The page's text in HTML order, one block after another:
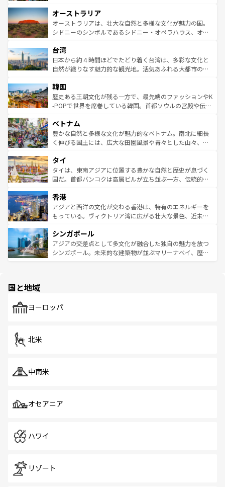
部のニューオーリンズでは、音楽と美食が融合した独特の
文化が魅力。旅行者はアメリカの各地域で異なる魅力を楽
しみながら、その多様性と豊かな歴史を感じることができ
ならではの贅沢な旅のスタイルだ。 なお、新着のアメリカ
情報はコンテンツ一覧を参照してほしい。
ワイ島は見逃せない。また、定番の観光地といえばオアフ
島だが、静かな自然を求めるならマウイ島やカウアイ島が
おすすめ。エメラルドグリーンに輝く海をはじめ、豊かな
れるおもてなしの心で訪れる人々を迎えてくれるハワイの
人々、おいしいローカルフードやハワイアンミュージッ
ク、伝統的なフラダンスなど、すべてがハワイの魅力を彩
ワイを、存分に味わってほしい。 なお、新着のハワイ情報
はコンテンツ一覧を参照してほしい。
オーストラリア
オーストラリアは、壮大な自然と多様な文化が魅力の国。
シドニーのシンボルであるシドニー・オペラハウス、オー
リアリーフや大陸中央部にそびえるウルル（エアーズロッ
ク）、タスマニアの美しい原生林やケアンズの熱帯雨林な
ど、見どころがたくさん。また、カフェやワイン、オージ
いる。アクティビティも充実しており、サーフィンやダイ
ビング、ハイキングなど、アウトドア好きにはたまらな
い。オーストラリアの多彩な魅力を存分に味わいつくそ
参照してほしい。
台湾
日本から約４時間ほどでたどり着く台湾は、多彩な文化と
自然が織りなす魅力的な観光地。活気あふれる大都市の台
ン）、静ひつな山岳地帯である台湾東部など、都市の喧騒
と山間の静けさが共存しており、訪れる人に新しい発見と
驚きをもたらしてくれる。また、奥深い台湾の食文化も魅
容にもいいと評判のスイーツなど、バラエティ豊かな料理
が味わえる。 なお、新着の台湾情報は コンテンツ一覧を参
照してほしい。
韓国
歴史ある王朝文化が残る一方で、最先端のファッションやK
-POPで世界を席巻している韓国。首都ソウルの宮殿や伝統
き、地方に足を延ばせば四季折々の自然美を楽しむことが
できる。そして、キムチや焼肉、絶品のストリートフード
まで、さまざまな韓国料理が待っている。夜には、韓国な
リティに包まれながら、韓国の多彩な魅力を心ゆくまで味
わってみてほしい。 なお、新着の韓国情報はコンテンツ一
覧を参照してほしい。
ベトナム
豊かな自然と多様な文化が魅力的なベトナム。南北に細長
く伸びる国土には、広大な田園風景や青々とした山々、世
急速な発展と共に伝統が息づく。ハノイの古い町並みやホ
ーチミン市のフランス統治時代の建物も、独特の雰囲気を
醸し出している。また、バラエティの豊かさとおいしさで
とつ。フォーやバインミー、ベトナムコーヒーなどは、ぜ
ひ現地で味わいたい。どの地域を訪れてもあたたかい人々
が旅行者を迎えてくれるので、きっと忘れられない旅にな
参照してほしい。
タイ
タイは、東南アジアに位置する豊かな自然と歴史が息づく
国だ。首都バンコクは高層ビルが立ち並ぶ一方、伝統的な
の活気が交差している。北部ではチェンマイなどの山岳地
帯で自然と触れ合い、南部ではプーケットやクラビの美し
いビーチでリゾート気分を楽しむことができる。タイ料理
激する。気候は一年中温暖で、どの季節にも異なる楽しみ
が待っている。親しみやすいタイの人々、仏教を中心とし
た文化、そして多様な観光資源が、訪れる旅人を魅了し続
香港
アジアと西洋の文化が交わる香港は、特有のエネルギーを
もっている。ヴィクトリア湾に広がる壮大な景色、近未来
み、どこを訪れても感動するはず。観光スポットが密集し
ており、効率よく見どころを回れるのも魅力。息をのむよ
うな絶景から文化的な体験まで、香港を存分に楽しみ尽く
シンガポール
アジアの交差点として多文化が融合した独自の魅力を放つ
シンガポール。未来的な建築物が並ぶマリーナベイ、歴史
で、ホーカーズは地元の風情を楽しめる外せないスポット
国と地域
ヨーロッパ
北米
中南米
オセアニア
ハワイ
リゾート